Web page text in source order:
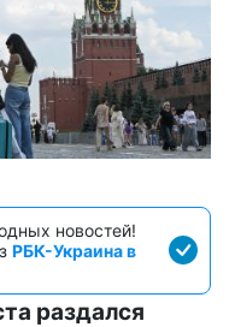
новостей!
РБК-Украина в
раздался